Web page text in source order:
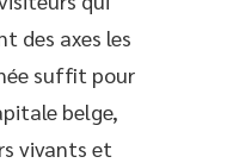
des axes les
suffit pour
belge,
vivants et